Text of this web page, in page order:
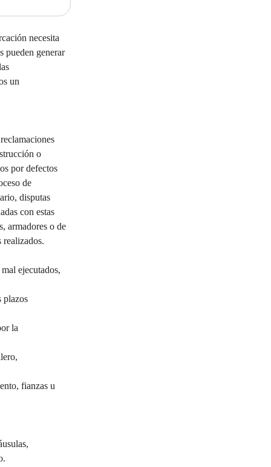
necesita
pueden generar
un
o
por defectos
de
disputas
con estas
armadores o de
realizados.
ejecutados,
plazos
la
fianzas u